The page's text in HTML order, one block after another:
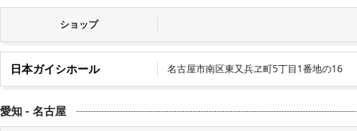
ショップ
日本ガイシホール 名古屋市南区東又兵ヱ町5丁目1番地の16
愛知 - 名古屋